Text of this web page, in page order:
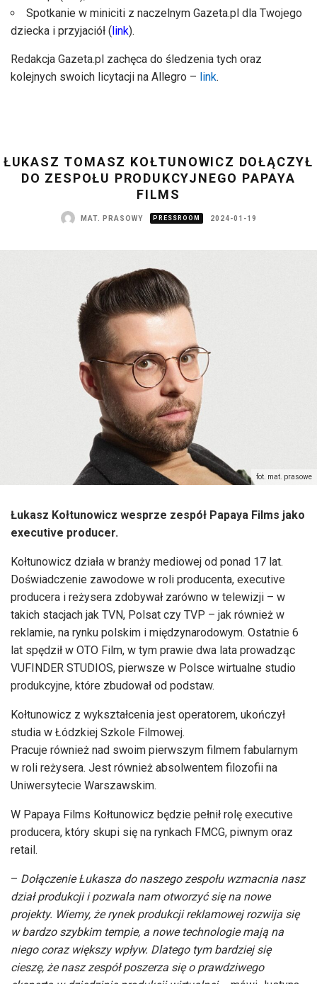
Spotkanie w miniciti z naczelnym Gazeta.pl dla Twojego
dziecka i przyjaciół ( link).
Redakcja Gazeta.pl zachęca do śledzenia tych oraz
kolejnych swoich licytacji na Allegro – link.
ŁUKASZ TOMASZ KOŁTUNOWICZ DOŁĄCZYŁ
DO ZESPOŁU PRODUKCYJNEGO PAPAYA
FILMS
MAT. PRASOWY PRESSROOM 2024-01-19
fot. mat. prasowe
Łukasz Kołtunowicz wesprze zespół Papaya Films jako
executive producer.
Kołtunowicz działa w branży mediowej od ponad 17 lat.
Doświadczenie zawodowe w roli producenta, executive
producera i reżysera zdobywał zarówno w telewizji – w
takich stacjach jak TVN, Polsat czy TVP – jak również w
reklamie, na rynku polskim i międzynarodowym. Ostatnie 6
lat spędził w OTO Film, w tym prawie dwa lata prowadząc
VUFINDER STUDIOS, pierwsze w Polsce wirtualne studio
produkcyjne, które zbudował od podstaw.
Kołtunowicz z wykształcenia jest operatorem, ukończył
studia w Łódzkiej Szkole Filmowej.
Pracuje również nad swoim pierwszym filmem fabularnym
w roli reżysera. Jest również absolwentem filozofii na
Uniwersytecie Warszawskim.
W Papaya Films Kołtunowicz będzie pełnił rolę executive
producera, który skupi się na rynkach FMCG, piwnym oraz
retail.
– Dołączenie Łukasza do naszego zespołu wzmacnia nasz
dział produkcji i pozwala nam otworzyć się na nowe
projekty. Wiemy, że rynek produkcji reklamowej rozwija się
w bardzo szybkim tempie, a nowe technologie mają na
niego coraz większy wpływ. Dlatego tym bardziej się
cieszę, że nasz zespół poszerza się o prawdziwego